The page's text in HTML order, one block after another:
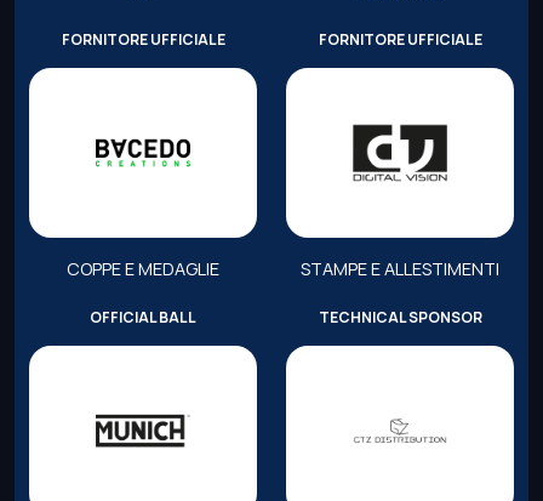
FORNITORE UFFICIALE
COPPE E MEDAGLIE
FORNITORE UFFICIALE
STAMPE E ALLESTIMENTI
OFFICIAL BALL TECHNICAL SPONSOR